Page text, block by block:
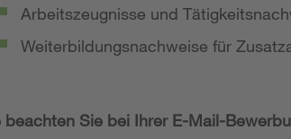
Arbeitszeugnisse und
Weiterbildungsnachweise für
beachten Sie bei Ihrer E-Mail-